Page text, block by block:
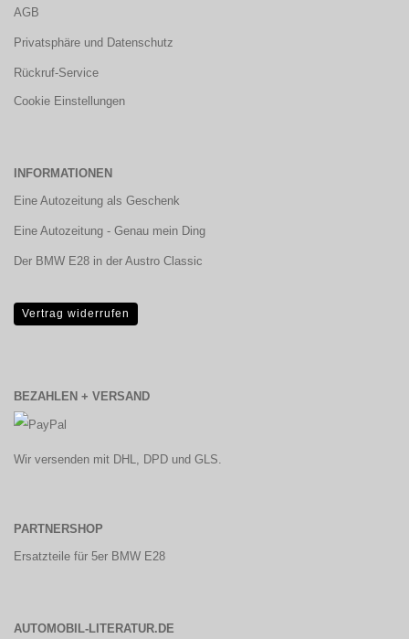
AGB
Privatsphäre und Datenschutz
Rückruf-Service
Cookie Einstellungen
INFORMATIONEN
Eine Autozeitung als Geschenk
Eine Autozeitung - Genau mein Ding
Der BMW E28 in der Austro Classic
Vertrag widerrufen
BEZAHLEN + VERSAND
Wir versenden mit DHL, DPD und GLS.
PARTNERSHOP
Ersatzteile für 5er BMW E28
AUTOMOBIL-LITERATUR.DE